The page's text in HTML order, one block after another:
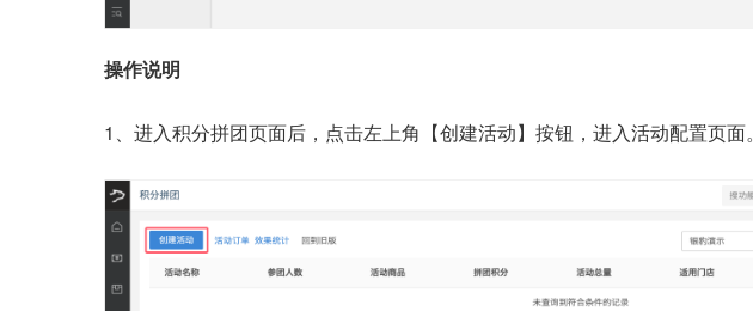
操作说明
1、进入积分拼团页面后，点击左上角【创建活动】按钮，进入活动配置页面。